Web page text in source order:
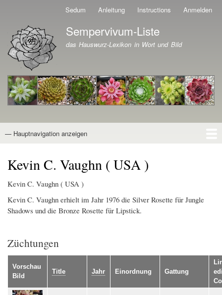
Direkt
zum
Inhalt
Sedum Anleitung Instructions Anmelden
Branding der Website
Sempervivum-Liste
das Hauswurz-Lexikon in Wort und Bild
Hauptnavigation
— Hauptnavigation anzeigen
Kevin C. Vaughn ( USA )
Kevin C. Vaughn ( USA )
Kevin C. Vaughn erhielt im Jahr 1976 die Silver Rosette für Jungle
Shadows und die Bronze Rosette für Lipstick.
Züchtungen
Vorschau
Bild
Title Jahr Einordnung Gattung